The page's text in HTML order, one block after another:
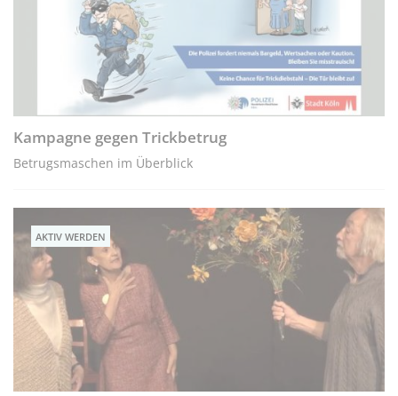
Kampagne gegen Trickbetrug
Betrugsmaschen im Überblick
AKTIV WERDEN